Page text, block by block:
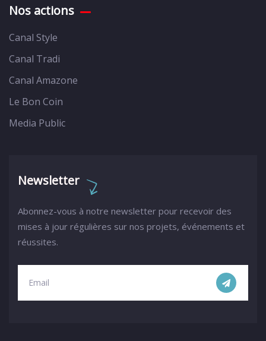
Nos actions
Canal Style
Canal Tradi
Canal Amazone
Le Bon Coin
Media Public
Newsletter
Abonnez-vous à notre newsletter pour recevoir des
mises à jour régulières sur nos projets, événements et
réussites.